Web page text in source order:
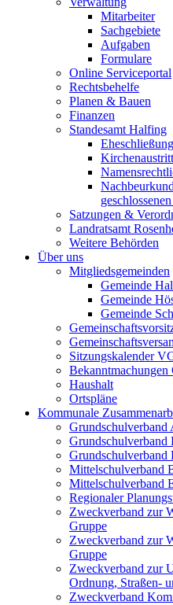
Mitarbeiter
Sachgebiete
Aufgaben
Formulare
Online Serviceportal
Rechtsbehelfe
Planen & Bauen
Finanzen
Standesamt Halfing
Kirchenaustritt
Satzungen &
Landratsamt
Weitere Behörden
Über uns
Mitgliedsgemeinden
Gemeinde
Gemeinde
Gemeinde
Sitzungskalender
Bekanntmachungen
Haushalt
Ortspläne
Kommunale
Grundschulverband
Grundschulverband
Mittelschulverband
Mittelschulverband
Regionaler
Zweckverband zur
Gruppe
Zweckverband zur
Gruppe
Zweckverband zur
Ordnung, Straßen-
Zweckverband